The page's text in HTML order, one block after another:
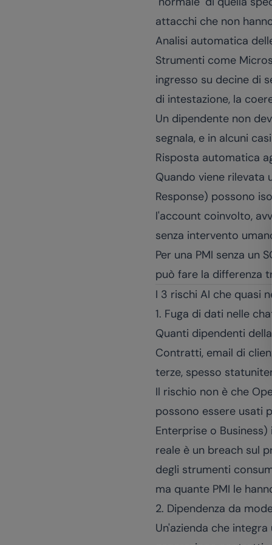
attacchi che non
Analisi automatica
Strumenti come
ingresso su decine di
di intestazione, la
Un dipendente non
segnala, e in alcuni
Risposta automatica
Quando viene rilevata
Response) possono
l'account coinvolto,
senza intervento umano.
Per una PMI senza un
può fare la differenza
I 3 rischi AI che quasi
1. Fuga di dati nelle chat
Quanti dipendenti
Contratti, email di
terze, spesso
Il rischio non è che
possono essere usati
Enterprise o
reale è un breach sul
degli strumenti
ma quante PMI le
2. Dipendenza da
Un'azienda che